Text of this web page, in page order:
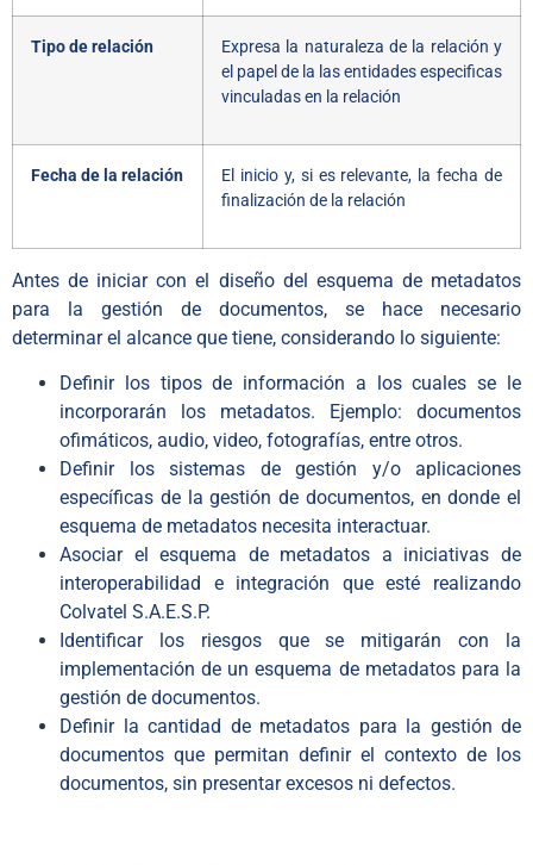
Tipo de relación
Expresa la naturaleza de la relación y
el papel de la las entidades especificas
vinculadas en la relación
Fecha de la relación
El inicio y, si es relevante, la fecha de
finalización de la relación
Antes de iniciar con el diseño del esquema de metadatos
para la gestión de documentos, se hace necesario
determinar el alcance que tiene, considerando lo siguiente:
Definir los tipos de información a los cuales se le
incorporarán los metadatos. Ejemplo: documentos
ofimáticos, audio, video, fotografías, entre otros.
Definir los sistemas de gestión y/o aplicaciones
específicas de la gestión de documentos, en donde el
esquema de metadatos necesita interactuar.
Asociar el esquema de metadatos a iniciativas de
interoperabilidad e integración que esté realizando
Colvatel S.A.E.S.P.
Identificar los riesgos que se mitigarán con la
implementación de un esquema de metadatos para la
gestión de documentos.
Definir la cantidad de metadatos para la gestión de
documentos que permitan definir el contexto de los
documentos, sin presentar excesos ni defectos.